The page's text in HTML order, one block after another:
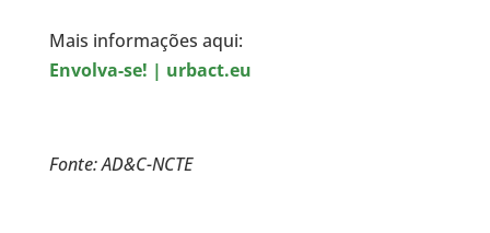
Mais informações aqui:
Envolva-se! | urbact.eu
Fonte: AD&C-NCTE